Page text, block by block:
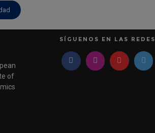
of
SÍGUENOS EN LAS REDES